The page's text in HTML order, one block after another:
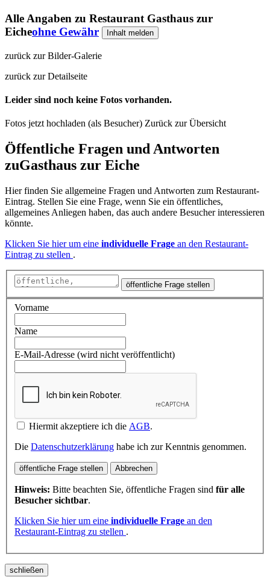
Alle Angaben zu Restaurant Gasthaus zur
Eicheohne Gewähr Inhalt melden
zurück zur Bilder-Galerie
zurück zur Detailseite
Leider sind noch keine Fotos vorhanden.
Fotos jetzt hochladen (als Besucher) Zurück zur Übersicht
Öffentliche Fragen und Antworten
zuGasthaus zur Eiche
Hier finden Sie allgemeine Fragen und Antworten zum Restaurant-
Eintrag. Stellen Sie eine Frage, wenn Sie ein öffentliches,
allgemeines Anliegen haben, das auch andere Besucher interessieren
könnte.
Klicken Sie hier um eine individuelle Frage an den Restaurant-
Eintrag zu stellen .
öffentliche Frage stellen
Vorname
Name
E-Mail-Adresse (wird nicht veröffentlicht)
Hiermit akzeptiere ich die AGB.
Die Datenschutzerklärung habe ich zur Kenntnis genommen.
öffentliche Frage stellen Abbrechen
Hinweis: Bitte beachten Sie, öffentliche Fragen sind für alle
Besucher sichtbar.
Klicken Sie hier um eine individuelle Frage an den
Restaurant-Eintrag zu stellen .
schließen